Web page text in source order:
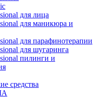
для лица
для маникюра и
для парафинотерапии
для шугаринга
пилинги и
средства